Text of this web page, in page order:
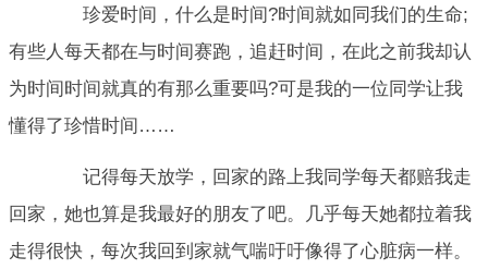
珍爱时间，什么是时间?时间就如同我们的生命;
有些人每天都在与时间赛跑，追赶时间，在此之前我却认
为时间时间就真的有那么重要吗?可是我的一位同学让我
懂得了珍惜时间……
记得每天放学，回家的路上我同学每天都赔我走
回家，她也算是我最好的朋友了吧。几乎每天她都拉着我
走得很快，每次我回到家就气喘吁吁像得了心脏病一样。